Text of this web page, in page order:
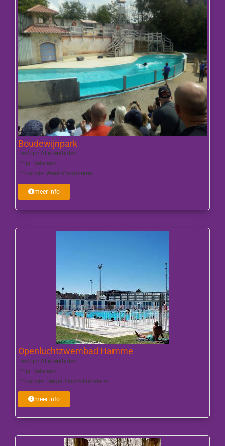
Boudewijnpark
Leeftijd: Alle leeftijden
Prijs: Betalend
Provincie: West-Vlaanderen
meer info
Openluchtzwembad Hamme
Leeftijd: Alle leeftijden
Prijs: Betalend
Provincie: België Oost-Vlaanderen
meer info